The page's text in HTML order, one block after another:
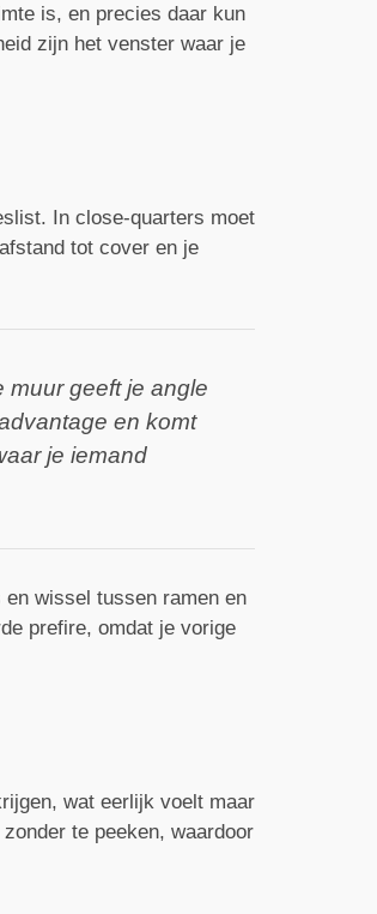
is, en precies daar kun
zijn het venster waar je
In close-quarters moet
tot cover en je
muur geeft je angle
en komt
je iemand
wissel tussen ramen en
prefire, omdat je vorige
wat eerlijk voelt maar
te peeken, waardoor